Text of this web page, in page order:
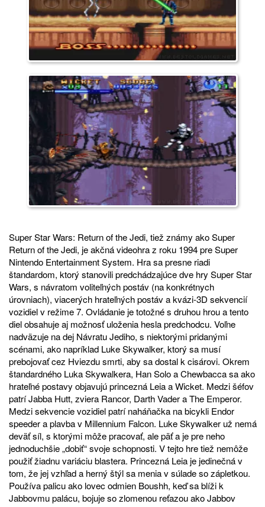
Super Star Wars: Return of the Jedi, tiež známy ako Super
Return of the Jedi, je akčná videohra z roku 1994 pre Super
Nintendo Entertainment System. Hra sa presne riadi
štandardom, ktorý stanovili predchádzajúce dve hry Super Star
Wars, s návratom voliteľných postáv (na konkrétnych
úrovniach), viacerých hrateľných postáv a kvázi-3D sekvencií
vozidiel v režime 7. Ovládanie je totožné s druhou hrou a tento
diel obsahuje aj možnosť uloženia hesla predchodcu. Voľne
nadväzuje na dej Návratu Jediho, s niektorými pridanými
scénami, ako napríklad Luke Skywalker, ktorý sa musí
prebojovať cez Hviezdu smrti, aby sa dostal k cisárovi. Okrem
štandardného Luka Skywalkera, Han Solo a Chewbacca sa ako
hrateľné postavy objavujú princezná Leia a Wicket. Medzi šéfov
patrí Jabba Hutt, zviera Rancor, Darth Vader a The Emperor.
Medzi sekvencie vozidiel patrí naháňačka na bicykli Endor
speeder a plavba v Millennium Falcon. Luke Skywalker už nemá
deväť síl, s ktorými môže pracovať, ale päť a je pre neho
jednoduchšie „dobiť“ svoje schopnosti. V tejto hre tiež nemôže
použiť žiadnu variáciu blastera. Princezná Leia je jedinečná v
tom, že jej vzhľad a herný štýl sa menia v súlade so zápletkou.
Používa palicu ako lovec odmien Boushh, keď sa blíži k
Jabbovmu palácu, bojuje so zlomenou reťazou ako Jabbov